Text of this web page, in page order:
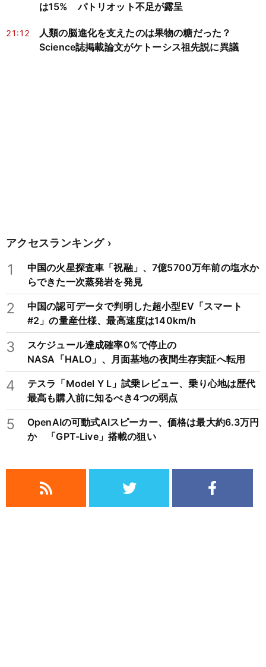
は15% パトリオット不足が露呈
21:12
人類の脳進化を支えたのは果物の糖だった？
Science誌掲載論文がケトーシス祖先説に異議
アクセスランキング
1
中国の火星探査車「祝融」、7億5700万年前の塩水か
らできた一次蒸発岩を発見
2
中国の認可データで判明した超小型EV「スマート
#2」の量産仕様、最高速度は140km/h
3
スケジュール達成確率0%で停止の
NASA「HALO」、月面基地の夜間生存実証へ転用
4
テスラ「Model Y L」試乗レビュー、乗り心地は歴代
最高も購入前に知るべき4つの弱点
5
OpenAIの可動式AIスピーカー、価格は最大約6.3万円
か 「GPT-Live」搭載の狙い